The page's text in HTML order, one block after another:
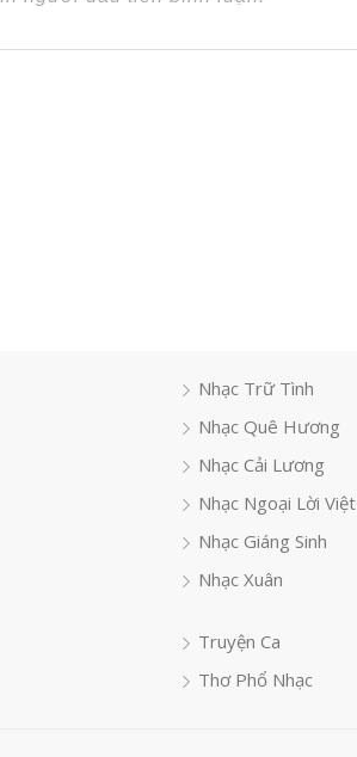
Nhạc Trữ Tình
Nhạc Quê Hương
Nhạc Cải Lương
Nhạc Ngoại Lời Việt
Nhạc Giáng Sinh
Nhạc Xuân
Truyện Ca
Thơ Phổ Nhạc